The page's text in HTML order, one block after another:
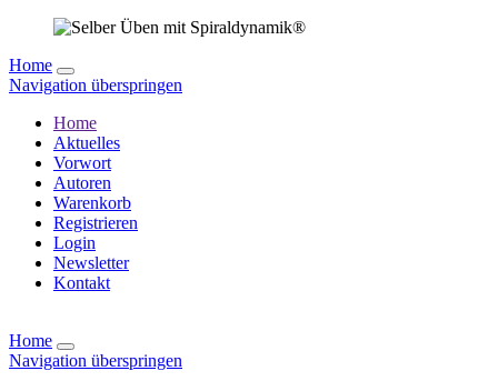
Home
Navigation überspringen
Home
Aktuelles
Vorwort
Autoren
Warenkorb
Registrieren
Login
Newsletter
Kontakt
Home
Navigation überspringen